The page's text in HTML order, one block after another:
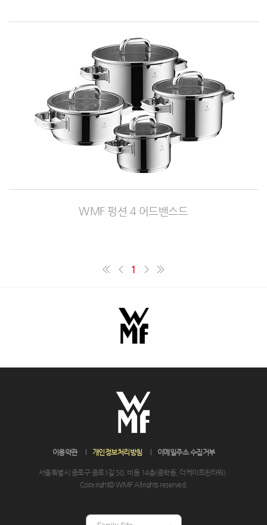
WMF 펑션 4 어드밴스드
1
이용약관 개인정보처리방침 이메일주소 수집거부
서울특별시 종로구 종로1길 50, 비동 14층(중학동, 더케이트윈타워)
Copyright© WMF Allrights reserved.